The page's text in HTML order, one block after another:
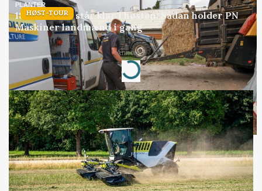
HØST-TOUR
PLANTER
18 montører står klar i høsten: Sådan holder PN
Maskiner landmænd i gang
Annonce
Loading...